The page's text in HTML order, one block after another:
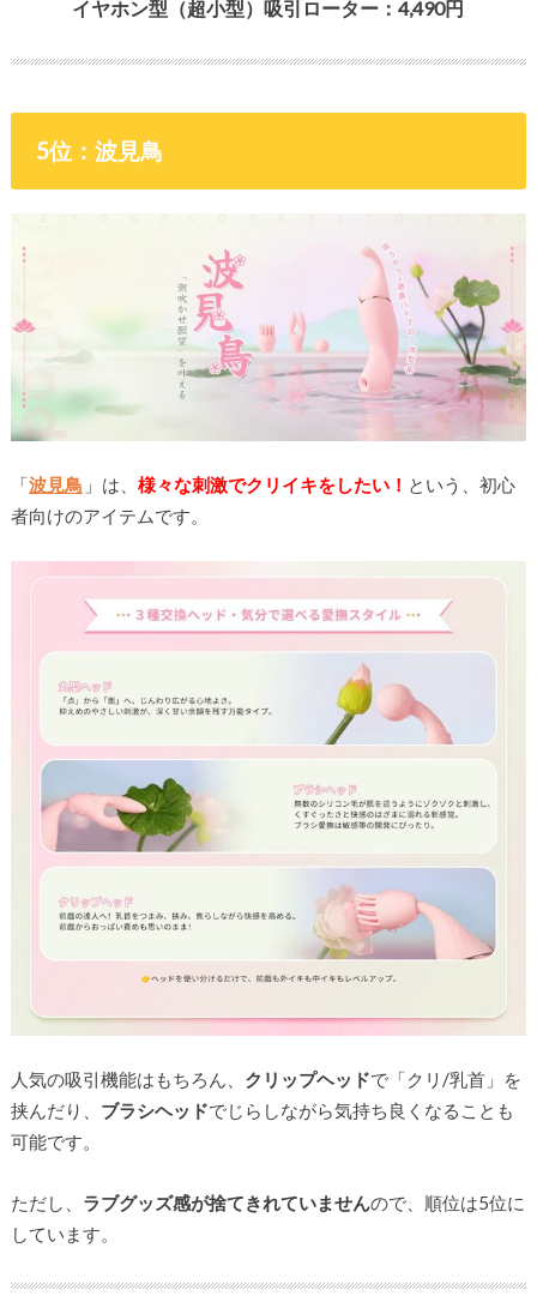
イヤホン型（超小型）吸引ローター：4,490円
5位：波見鳥
「波見鳥 」は、 様々な刺激でクリイキをしたい！ という、初心
者向けのアイテムです。
人気の吸引機能はもちろん、 クリップヘッドで「クリ/乳首」を
挟んだり、 ブラシヘッドでじらしながら気持ち良くなることも
可能です。
ただし、 ラブグッズ感が捨てきれていませんので、順位は5位に
しています。